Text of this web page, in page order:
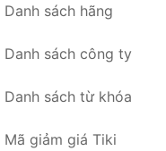
Danh sách hãng
Danh sách công ty
Danh sách từ khóa
Mã giảm giá Tiki